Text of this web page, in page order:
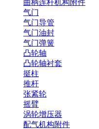
曲柄连杆机构附件
气门
气门导管
气门油封
气门弹簧
凸轮轴
凸轮轴衬套
挺柱
推杆
张紧轮
摇臂
涡轮增压器
配气机构附件